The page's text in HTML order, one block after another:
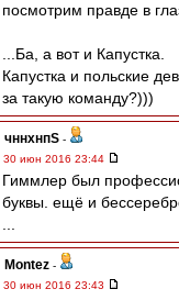
посмотрим правде в
...Ба, а вот и Капустка.
Капустка и польские
за такую команду?)))
чннхнпS -
30 июн 2016 23:44
Гиммлер был
буквы. ещё и
Montez -
30 июн 2016 23:43